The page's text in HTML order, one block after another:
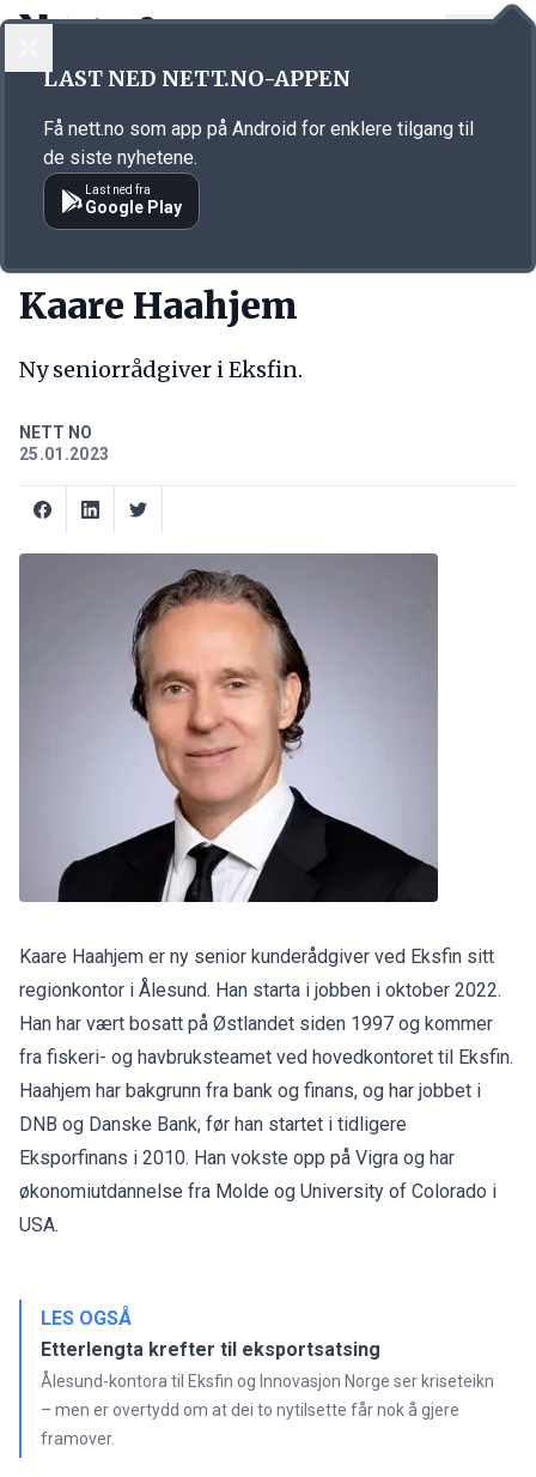
Annonsørinnhold
Kaare Haahjem
Ny seniorrådgiver i Eksfin.
NETT NO
25.01.2023
Kaare Haahjem er ny senior kunderådgiver ved Eksfin sitt
regionkontor i Ålesund. Han starta i jobben i oktober 2022.
Han har vært bosatt på Østlandet siden 1997 og kommer
fra fiskeri- og havbruksteamet ved hovedkontoret til Eksfin.
Haahjem har bakgrunn fra bank og finans, og har jobbet i
DNB og Danske Bank, før han startet i tidligere
Eksporfinans i 2010. Han vokste opp på Vigra og har
økonomiutdannelse fra Molde og University of Colorado i
USA.
LES OGSÅ
Etterlengta krefter til eksportsatsing
Ålesund-kontora til Eksfin og Innovasjon Norge ser kriseteikn
– men er overtydd om at dei to nytilsette får nok å gjere
framover.
LAST NED NETT.NO-APPEN
Få nett.no som app på Android for enklere tilgang til
de siste nyhetene.
Last ned fra
Google Play